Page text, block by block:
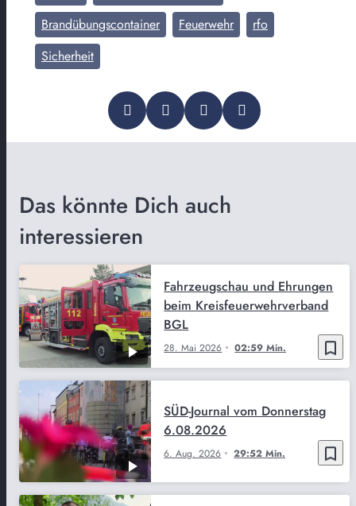
Brandübungscontainer
Feuerwehr
rfo
Sicherheit
Das könnte Dich auch
interessieren
bookmark_border
28. Mai 2026 02:59 Min.
Fahrzeugschau und Ehrungen
beim Kreisfeuerwehrverband
BGL
bookmark_border
6. Aug. 2026 29:52 Min.
SÜD-Journal vom Donnerstag
6.08.2026